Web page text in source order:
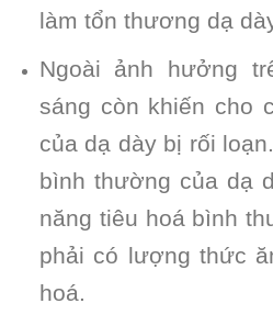
làm tổn thương dạ
Ngoài ảnh hưởng
sáng còn khiến cho
của dạ dày bị rối
bình thường của dạ
năng tiêu hoá bình
phải có lượng thức
hoá.